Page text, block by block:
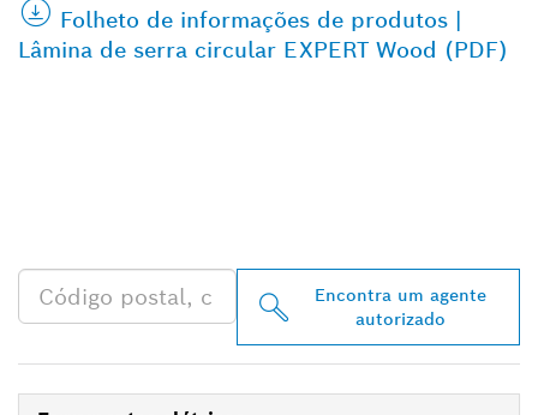
Folheto de informações de produtos |
Lâmina de serra circular EXPERT Wood (PDF)
Encontra um agente
autorizado